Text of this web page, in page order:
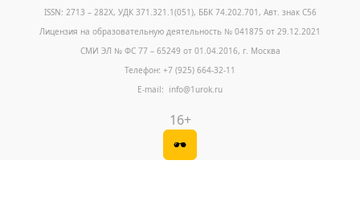
ISSN: 2713 – 282X, УДК 371.321.1(051), ББК 74.202.701, Авт. знак С56
Лицензия на образовательную деятельность № 041875 от 29.12.2021
СМИ ЭЛ № ФС 77 – 65249 от 01.04.2016, г. Москва
Телефон: +7 (925) 664-32-11
E-mail: info@1urok.ru
16+